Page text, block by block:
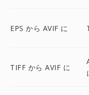
EPS から AVIF に
TIFF から AVIF に